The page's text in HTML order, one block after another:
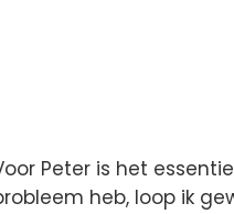
Peter is het
heb, loop ik